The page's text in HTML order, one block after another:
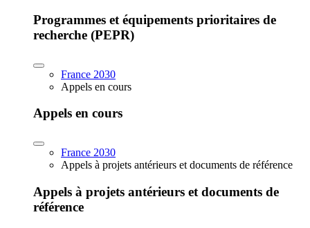
Programmes et équipements prioritaires de
recherche (PEPR)
France 2030
Appels en cours
Appels en cours
France 2030
Appels à projets antérieurs et documents de référence
Appels à projets antérieurs et documents de
référence